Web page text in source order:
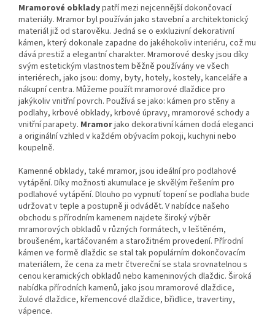
Mramorové obkladypatří mezi nejcennější dokončovací
materiály. Mramor byl používán jako stavební a architektonický
materiál již od starověku. Jedná se o exkluzivní dekorativní
kámen, který dokonale zapadne do jakéhokoliv interiéru, což mu
dává prestiž a elegantní charakter. Mramorové desky jsou díky
svým estetickým vlastnostem běžně používány ve všech
interiérech, jako jsou: domy, byty, hotely, kostely, kanceláře a
nákupní centra. Můžeme použít mramorové dlaždice pro
jakýkoliv vnitřní povrch. Používá se jako: kámen pro stěny a
podlahy, krbové obklady, krbové úpravy, mramorové schody a
vnitřní parapety. Mramorjako dekorativní kámen dodá eleganci
a originální vzhled v každém obývacím pokoji, kuchyni nebo
koupelně.
Kamenné obklady, také mramor, jsou ideální pro podlahové
vytápění. Díky možnosti akumulace je skvělým řešením pro
podlahové vytápění. Dlouho po vypnutí topení se podlaha bude
udržovat v teple a postupně ji odvádět. V nabídce našeho
obchodu s přírodním kamenem najdete široký výběr
mramorových obkladů v různých formátech, v leštěném,
broušeném, kartáčovaném a starožitném provedení. Přírodní
kámen ve formě dlaždic se stal tak populárním dokončovacím
materiálem, že cena za metr čtvereční se stala srovnatelnou s
cenou keramických obkladů nebo kameninových dlaždic. Široká
nabídka přírodních kamenů, jako jsou mramorové dlaždice,
žulové dlaždice, křemencové dlaždice, břidlice, travertiny,
vápence.